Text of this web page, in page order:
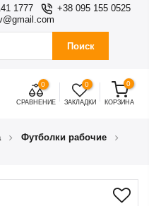
1777
+38 095 155 0525
Поиск
0
СРАВНЕНИЕ
0
ЗАКЛАДКИ
0
КОРЗИНА
Футболки рабочие